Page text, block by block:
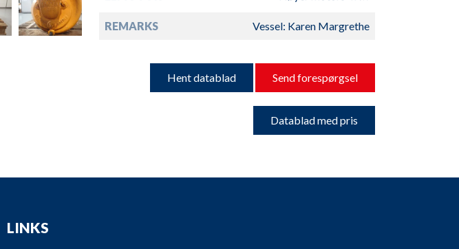
REMARKS Vessel: Karen Margrethe
Hent datablad Send forespørgsel
Datablad med pris
LINKS